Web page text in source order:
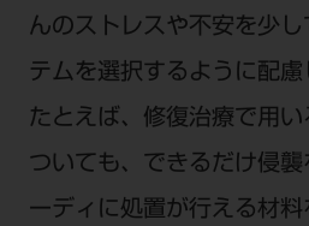
んのストレスや不安を少し
テムを選択するように配慮
たとえば、修復治療で用
ついても、できるだけ侵
ーディに処置が行える材
企業情報
ご利用規約 SNSアカウント利